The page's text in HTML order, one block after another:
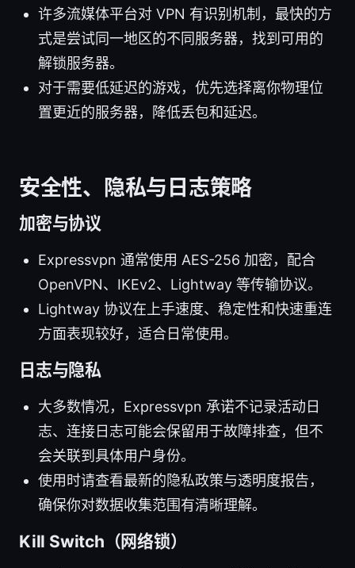
许多流媒体平台对 VPN 有识别机制，最快的方
式是尝试同一地区的不同服务器，找到可用的
解锁服务器。
对于需要低延迟的游戏，优先选择离你物理位
置更近的服务器，降低丢包和延迟。
安全性、隐私与日志策略
加密与协议
Expressvpn 通常使用 AES-256 加密，配合
OpenVPN、IKEv2、Lightway 等传输协议。
Lightway 协议在上手速度、稳定性和快速重连
方面表现较好，适合日常使用。
日志与隐私
大多数情况，Expressvpn 承诺不记录活动日
志、连接日志可能会保留用于故障排查，但不
会关联到具体用户身份。
使用时请查看最新的隐私政策与透明度报告，
确保你对数据收集范围有清晰理解。
Kill Switch（网络锁）